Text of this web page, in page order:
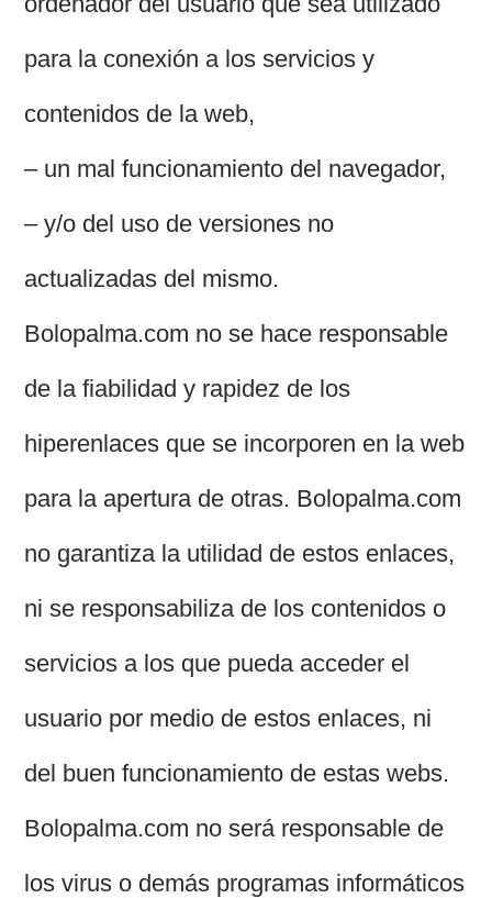
para la conexión a los servicios y
contenidos de la web,
– un mal funcionamiento del navegador,
– y/o del uso de versiones no
actualizadas del mismo.
Bolopalma.com no se hace responsable
de la fiabilidad y rapidez de los
hiperenlaces que se incorporen en la web
para la apertura de otras. Bolopalma.com
no garantiza la utilidad de estos enlaces,
ni se responsabiliza de los contenidos o
servicios a los que pueda acceder el
usuario por medio de estos enlaces, ni
del buen funcionamiento de estas webs.
Bolopalma.com no será responsable de
los virus o demás programas informáticos